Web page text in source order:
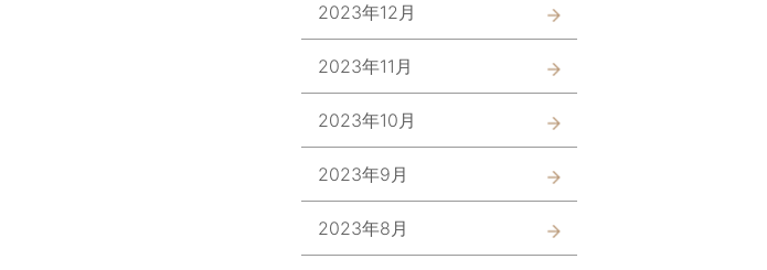
2023年12月
2023年11月
2023年10月
2023年9月
2023年8月